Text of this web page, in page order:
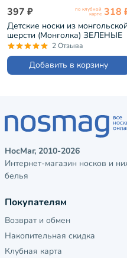
397 ₽ по клубной
карте 318
Детские носки из монгольской
шерсти (Монголка) ЗЕЛЕНЫЕ
(02133)
2 Отзыва
Добавить в корзину
НосМаг, 2010-2026
Интернет-магазин носков и
белья
Покупателям
Возврат и обмен
Накопительная скидка
Клубная карта